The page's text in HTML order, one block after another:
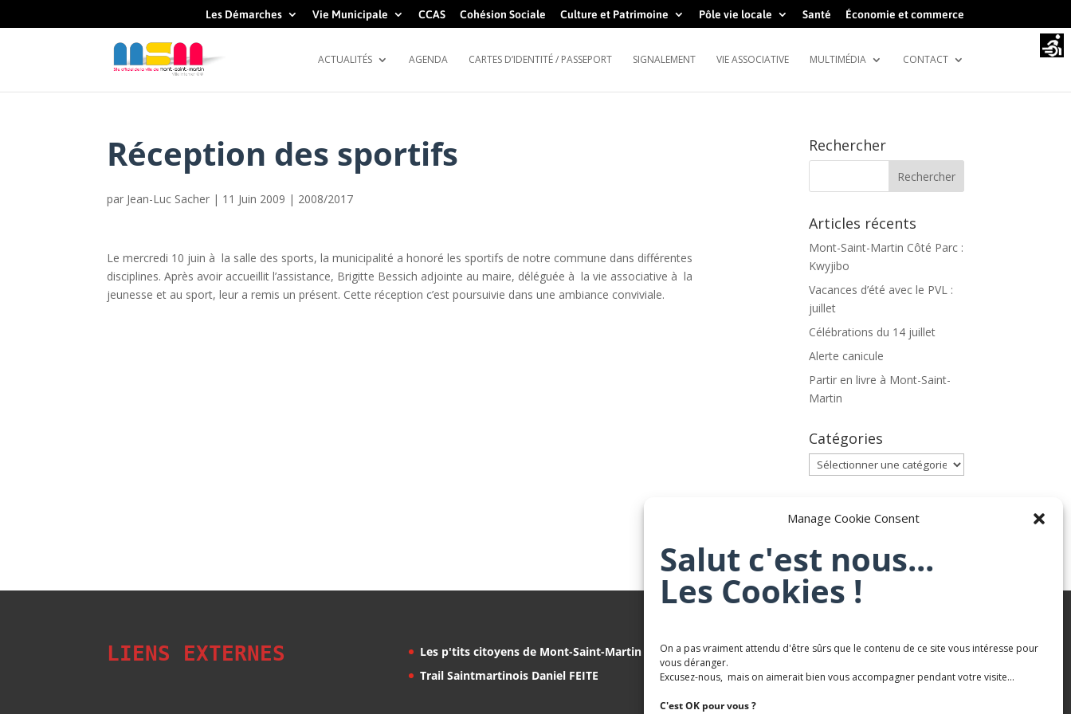
Manage Cookie Consent
Salut c'est nous...
Les Cookies !
On a pas vraiment attendu d'être sûrs que le contenu de ce site vous intéresse pour
vous déranger.
Excusez-nous, mais on aimerait bien vous accompagner pendant votre visite...
C'est OK pour vous ?
Les Démarches Vie Municipale CCAS Cohésion Sociale Culture et Patrimoine Pôle vie locale Santé Économie et commerce
ACTUALITÉS AGENDA CARTES D’IDENTITÉ / PASSEPORT SIGNALEMENT VIE ASSOCIATIVE MULTIMÉDIA CONTACT
Réception des sportifs
par Jean-Luc Sacher | 11 Juin 2009 | 2008/2017
Le mercredi 10 juin à la salle des sports, la municipalité a honoré les sportifs de notre commune dans différentes
disciplines. Après avoir accueillit l’assistance, Brigitte Bessich adjointe au maire, déléguée à la vie associative à la
jeunesse et au sport, leur a remis un présent. Cette réception c’est poursuivie dans une ambiance conviviale.
Rechercher
Articles récents
Mont-Saint-Martin Côté Parc :
Kwyjibo
Vacances d’été avec le PVL :
juillet
Célébrations du 14 juillet
Alerte canicule
Partir en livre à Mont-Saint-
Martin
Catégories
Catégories
Archives
LIENS EXTERNES
Les p'tits citoyens de Mont-Saint-Martin
Trail Saintmartinois Daniel FEITE
Karaté Mont Saint Martin
Terres de mercy - Complexe sportif